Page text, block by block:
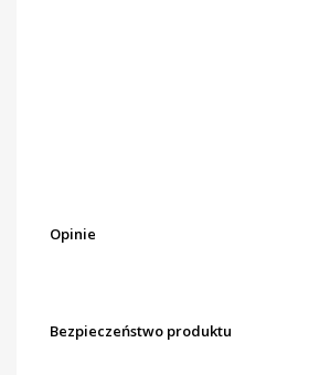
Opinie
Bezpieczeństwo produktu